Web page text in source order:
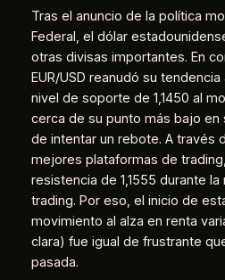
Tras el anuncio de la política
Federal, el dólar
otras divisas importantes. En
EUR/USD reanudó su
nivel de soporte de 1,1450 al
cerca de su punto más bajo
de intentar un rebote. A través
mejores plataformas de
resistencia de 1,1555 durante
trading. Por eso, el inicio de
movimiento al alza en renta
clara) fue igual de frustrante
pasada.